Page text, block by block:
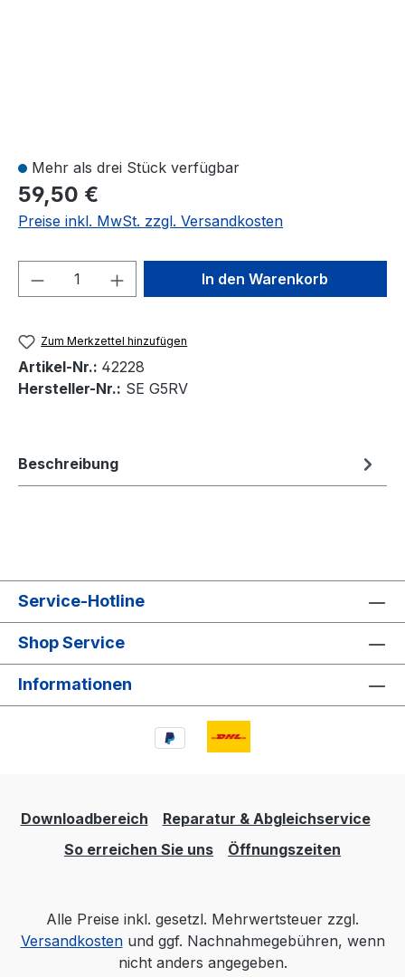
Mehr als drei Stück verfügbar
59,50 €
Preise inkl. MwSt. zzgl. Versandkosten
Produkt Anzahl: Gib denIn den Warenkorb
Zum Merkzettel hinzufügen
Artikel-Nr.: 42228
Hersteller-Nr.: SE G5RV
Beschreibung
Service-Hotline
Shop Service
Informationen
Downloadbereich
Reparatur & Abgleichservice
So erreichen Sie uns
Öffnungszeiten
Alle Preise inkl. gesetzl. Mehrwertsteuer zzgl.
Versandkostenund ggf. Nachnahmegebühren, wenn
nicht anders angegeben.